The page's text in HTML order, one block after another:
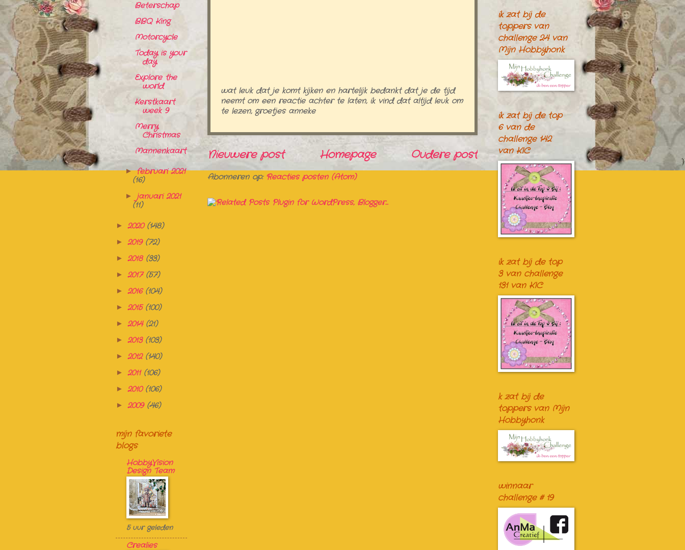
wat leuk dat je komt kijken en hartelijk bedankt dat je de tijd
neemt om een reactie achter te laten, ik vind dat altijd leuk om
te lezen, groetjes anneke
Nieuwere post Oudere post
Homepage
Abonneren op: Reacties posten (Atom)
Beterschap
BBQ King
Motorcycle
Today is your
day
Explore the
world
Kerstkaart
week 9
Merry
Christmas
Mannenkaart
►februari 2021
(16)
► januari 2021
(11)
► 2020(148)
► 2019 (72)
► 2018 (33)
► 2017(57)
► 2016(104)
► 2015(100)
► 2014 (21)
► 2013 (103)
► 2012 (140)
► 2011 (106)
► 2010(106)
► 2009 (46)
mijn favoriete
blogs
HobbyVision
Design Team
5 uur geleden
Crealies
ik zat bij de
toppers van
challenge 24 van
Mijn Hobbyhonk
ik zat bij de top
6 van de
challenge 142
van KIC
ik zat bij de top
3 van challenge
131 van KIC
k zat bij de
toppers van Mijn
Hobbyhonk
winnaar
challenge # 19